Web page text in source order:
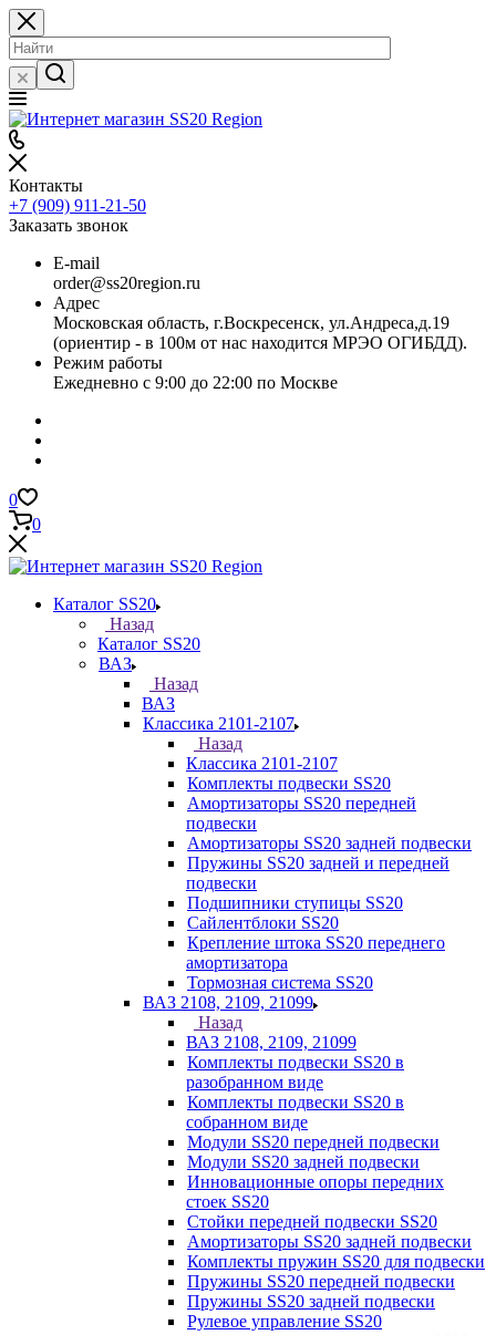
Контакты
+7 (909) 911-21-50
Заказать звонок
E-mail
order@ss20region.ru
Адрес
Московская область, г.Воскресенск, ул.Андреса,д.19
(ориентир - в 100м от нас находится МРЭО ОГИБДД).
Режим работы
Ежедневно с 9:00 до 22:00 по Москве
0
0
Каталог SS20
Назад
Каталог SS20
ВАЗ
Назад
ВАЗ
Классика 2101-2107
Назад
Классика 2101-2107
Комплекты подвески SS20
Амортизаторы SS20 передней
подвески
Амортизаторы SS20 задней подвески
Пружины SS20 задней и передней
подвески
Подшипники ступицы SS20
Сайлентблоки SS20
Крепление штока SS20 переднего
амортизатора
Тормозная система SS20
ВАЗ 2108, 2109, 21099
Назад
ВАЗ 2108, 2109, 21099
Комплекты подвески SS20 в
разобранном виде
Комплекты подвески SS20 в
собранном виде
Модули SS20 передней подвески
Модули SS20 задней подвески
Инновационные опоры передних
стоек SS20
Стойки передней подвески SS20
Амортизаторы SS20 задней подвески
Комплекты пружин SS20 для подвески
Пружины SS20 передней подвески
Пружины SS20 задней подвески
Рулевое управление SS20